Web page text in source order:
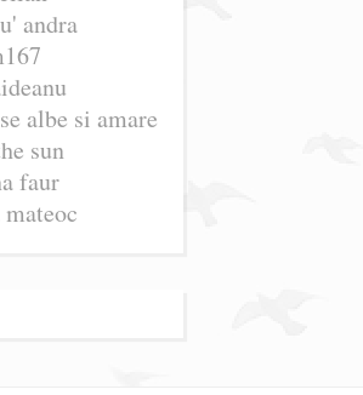
andra
albe si amare
sun
faur